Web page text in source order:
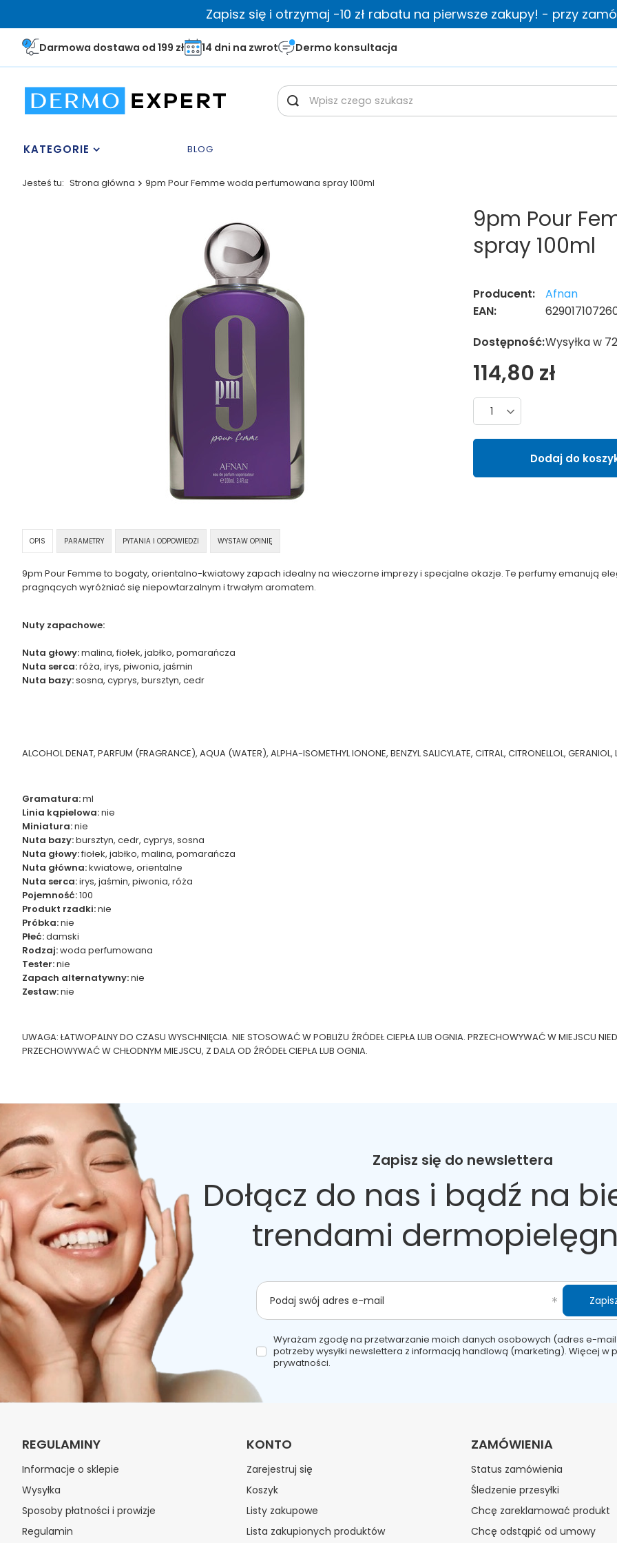
Zapisz się i otrzymaj -10 zł rabatu na pierwsze zakupy! - przy
Darmowa dostawa od 199 zł 14 dni na zwrot Dermo konsultacja
KATEGORIE BLOG
Jesteś tu: Strona główna 9pm Pour Femme woda perfumowana spray 100ml
9pm Pour
spray 100ml
Producent:
Afnan
EAN:
Dostępność:Wysyłka w
114,80 zł
Liczba produktów
Dodaj do
OPIS PARAMETRY PYTANIA I ODPOWIEDZI WYSTAW OPINIĘ
9pm Pour Femme to bogaty, orientalno-kwiatowy zapach idealny na wieczorne imprezy i specjalne okazje. Te perfumy emanują
pragnących wyróżniać się niepowtarzalnym i trwałym aromatem.
Nuty zapachowe:
Nuta głowy:malina, fiołek, jabłko, pomarańcza
Nuta serca:róża, irys, piwonia, jaśmin
Nuta bazy:sosna, cyprys, bursztyn, cedr
ALCOHOL DENAT, PARFUM (FRAGRANCE), AQUA (WATER), ALPHA-ISOMETHYL IONONE, BENZYL SALICYLATE, CITRAL, CITRONELLOL, GERANIOL,
Gramatura:ml
Linia kąpielowa:nie
Miniatura:nie
Nuta bazy:bursztyn, cedr, cyprys, sosna
Nuta głowy:fiołek, jabłko, malina, pomarańcza
Nuta główna:kwiatowe, orientalne
Nuta serca:irys, jaśmin, piwonia, róża
Pojemność:100
Produkt rzadki:nie
Próbka:nie
Płeć:damski
Rodzaj:woda perfumowana
Tester:nie
Zapach alternatywny:nie
Zestaw:nie
UWAGA: ŁATWOPALNY DO CZASU WYSCHNIĘCIA. NIE STOSOWAĆ W POBLIŻU ŹRÓDEŁ CIEPŁA LUB OGNIA. PRZECHOWYWAĆ W MIEJSCU
PRZECHOWYWAĆ W CHŁODNYM MIEJSCU, Z DALA OD ŹRÓDEŁ CIEPŁA LUB OGNIA.
Zapisz się do newslettera
Dołącz do nas i bądź na
trendami
Podaj swój adres e-mail
Wyrażam zgodę na przetwarzanie moich danych osobowych (adres e-
potrzeby wysyłki newslettera z informacją handlową (marketing). Więcej w
prywatności.
REGULAMINY
Informacje o sklepie
Wysyłka
Sposoby płatności i prowizje
Regulamin
KONTO
Zarejestruj się
Koszyk
Listy zakupowe
Lista zakupionych produktów
ZAMÓWIENIA
Status zamówienia
Śledzenie przesyłki
Chcę zareklamować produkt
Chcę odstąpić od umowy